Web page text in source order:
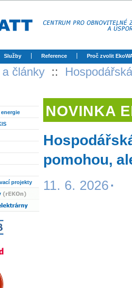
Služby Reference Proč zvolit
články ::
projekty
NOVINKA
pomohou,
11. 6. 2026